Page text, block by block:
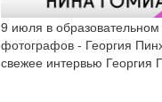
9 июля в
фотографов - Георгия
свежее интервью Георгия